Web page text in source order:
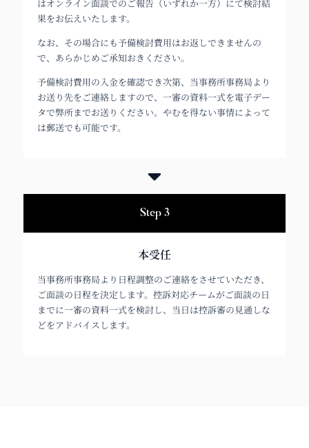
はオンライン面談でのご報告（いずれか一方）にて検討結
果をお伝えいたします。
なお、その場合にも予備検討費用はお返しできませんの
で、あらかじめご承知おきください。
予備検討費用の入金を確認でき次第、当事務所事務局より
お送り先をご連絡しますので、一審の資料一式を電子デー
タで弊所までお送りください。やむを得ない事情によって
は郵送でも可能です。
Step 3
本受任
当事務所事務局より日程調整のご連絡をさせていただき、
ご面談の日程を決定します。控訴対応チームがご面談の日
までに一審の資料一式を検討し、当日は控訴審の見通しな
どをアドバイスします。